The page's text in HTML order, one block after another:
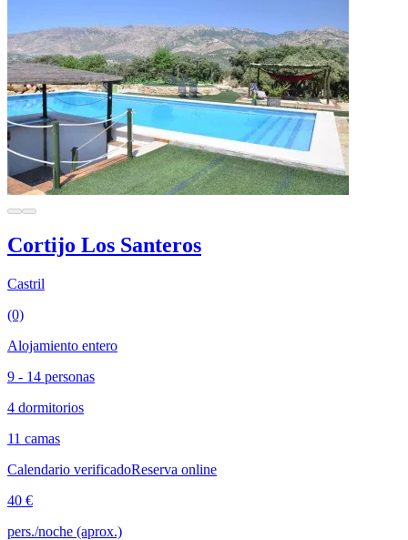
Cortijo Los Santeros
Castril
(0)
Alojamiento entero
9 - 14 personas
4 dormitorios
11 camas
Calendario verificadoReserva online
40 €
pers./noche (aprox.)